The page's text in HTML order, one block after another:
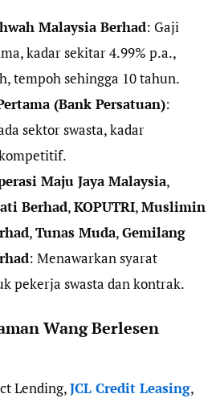
Malaysia Berhad: Gaji
kadar sekitar 4.99% p.a.,
tempoh sehingga 10 tahun.
(Bank Persatuan):
sektor swasta, kadar
Maju Jaya Malaysia,
Berhad,KOPUTRI,Muslimin
,Tunas Muda,Gemilang
: Menawarkan syarat
pekerja swasta dan kontrak.
Wang Berlesen
Lending,JCL Credit Leasing,